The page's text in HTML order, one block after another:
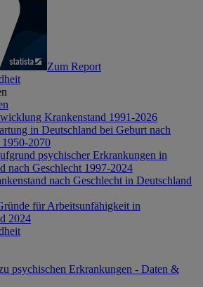
Zum Report
Krankenstand 1991-2026
in Deutschland bei Geburt nach
2070
psychischer Erkrankungen in
nach Geschlecht 1997-2024
nach Geschlecht in Deutschland
für Arbeitsunfähigkeit in
2024
psychischen Erkrankungen - Daten &